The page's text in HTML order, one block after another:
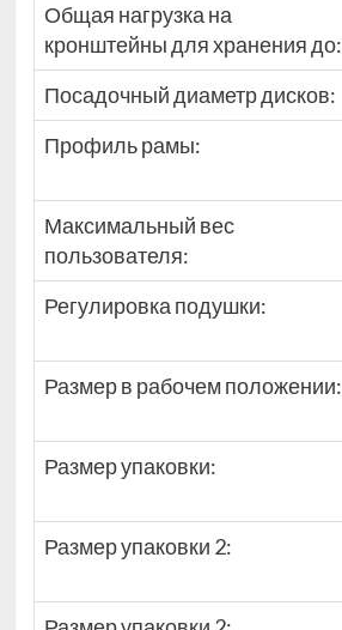
Общая нагрузка на
кронштейны для хранения до:
Посадочный диаметр дисков:
Профиль рамы:
Максимальный вес
пользователя:
Регулировка подушки:
Размер в рабочем положении:
Размер упаковки:
Размер упаковки 2: